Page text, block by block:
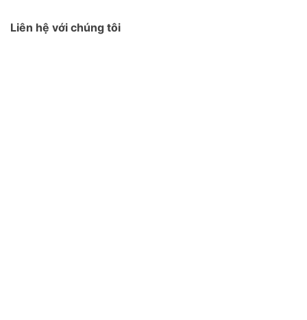
Liên hệ với chúng tôi